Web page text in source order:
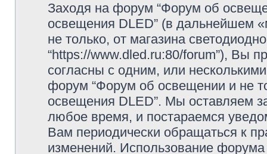
Заходя на форум “Форум об
освещения DLED” (в дальнейшем
не только, от магазина
“https://www.dled.ru:80/forum”), Вы
согласны с одним, или
форум “Форум об освещении и не
освещения DLED”. Мы оставляем
любое время, и постараемся
Вам периодически обращаться к
изменений. Использование